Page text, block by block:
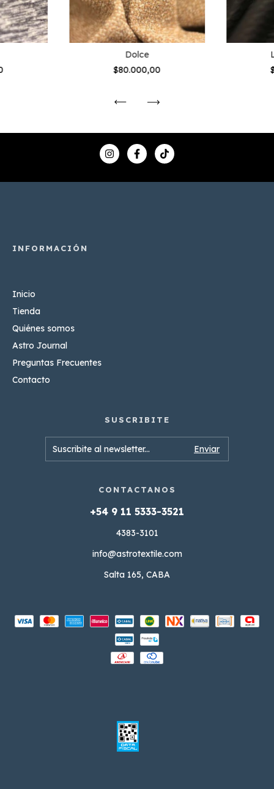
Dolce
$80.000,00
Inicio
Tienda
Quiénes somos
Astro Journal
Preguntas Frecuentes
Contacto
4383-3101
info@astrotextile.com
Salta 165, CABA